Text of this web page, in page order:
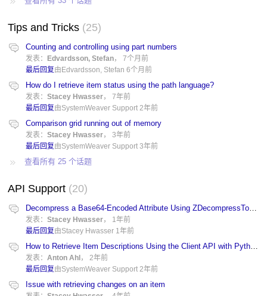
Tips and Tricks 25
Counting and controlling using part numbers
发表： Edvardsson, Stefan， 7个月前
最后回复由Edvardsson, Stefan 6个月前
How do I retrieve item status using the path language?
发表： Stacey Hwasser， 7年前
最后回复由SystemWeaver Support 2年前
Comparison grid running out of memory
发表： Stacey Hwasser， 3年前
最后回复由SystemWeaver Support 3年前
查看所有 25 个话题
API Support 20
发表： Stacey Hwasser， 1年前
最后回复由Stacey Hwasser 1年前
发表： Anton Ahl， 2年前
最后回复由SystemWeaver Support 2年前
Issue with retrieving changes on an item